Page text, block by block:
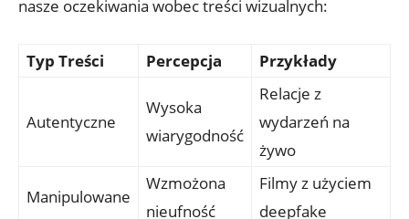
⁢nasze oczekiwania wobec treści wizualnych:
Typ Treści Percepcja Przykłady
Autentyczne
Wysoka
wiarygodność
Relacje z
wydarzeń ​na
żywo
Manipulowane
Wzmożona‍
nieufność
Filmy z⁣ użyciem
⁤deepfake